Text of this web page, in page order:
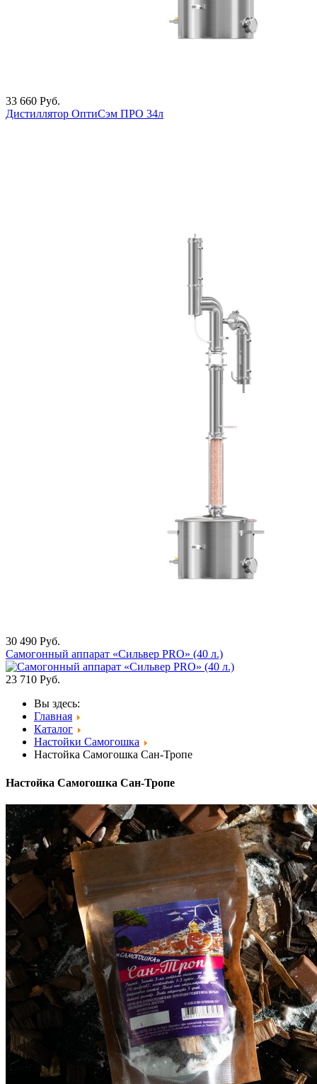
33 660 Руб.
Дистиллятор ОптиСэм ПРО 34л
30 490 Руб.
Самогонный аппарат «Сильвер PRO» (40 л.)
23 710 Руб.
Вы здесь:
Главная
Каталог
Настойки Самогошка
Настойка Самогошка Сан-Тропе
Настойка Самогошка Сан-Тропе